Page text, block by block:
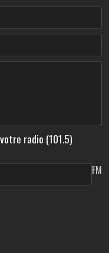
radio (101.5)
FM